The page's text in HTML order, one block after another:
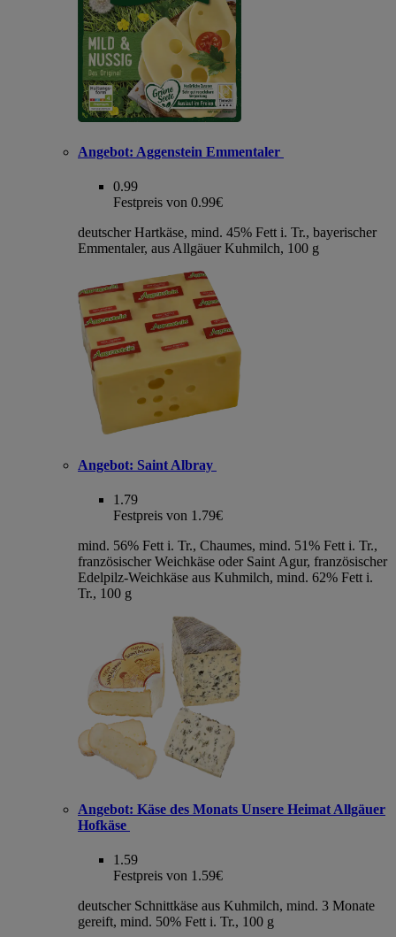
Angebot: Aggenstein Emmentaler
0.99
Festpreis von 0.99€
deutscher Hartkäse, mind. 45% Fett i. Tr., bayerischer
Emmentaler, aus Allgäuer Kuhmilch, 100 g
Angebot: Saint Albray
1.79
Festpreis von 1.79€
mind. 56% Fett i. Tr., Chaumes, mind. 51% Fett i. Tr.,
französischer Weichkäse oder Saint Agur, französischer
Edelpilz-Weichkäse aus Kuhmilch, mind. 62% Fett i.
Tr., 100 g
Angebot: Käse des Monats Unsere Heimat Allgäuer
Hofkäse
1.59
Festpreis von 1.59€
deutscher Schnittkäse aus Kuhmilch, mind. 3 Monate
gereift, mind. 50% Fett i. Tr., 100 g